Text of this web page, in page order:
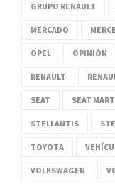
GRUPO RENAULT
MERCADO
OPEL OPINIÓN
RENAULT
SEAT SEAT
STELLANTIS
TOYOTA
VOLKSWAGEN